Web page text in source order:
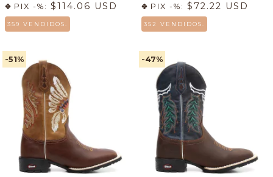
PIX -%: $114.06 USD
359 VENDIDOS.
PIX -%: $72.22 USD
352 VENDIDOS.
-51% -47%